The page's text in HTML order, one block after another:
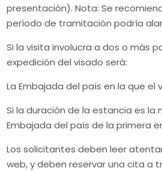
presentación). Nota: Se
período de tramitación podría
Si la visita involucra a dos o más
expedición del visado será:
La Embajada del país en la que
Si la duración de la estancia es
Embajada del país de la primera
Los solicitantes deben leer
web, y deben reservar una cita a